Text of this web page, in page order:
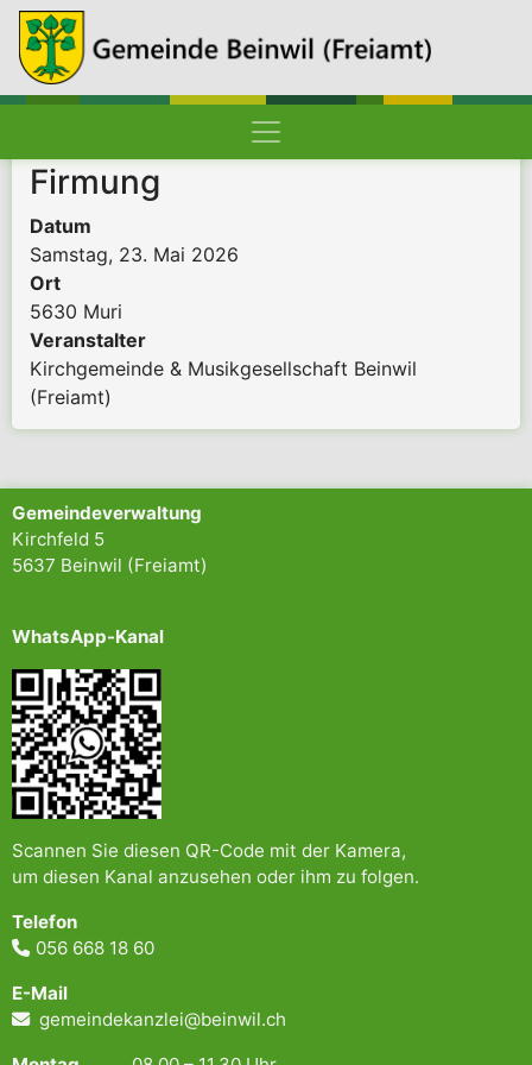
Hauptnavigation
Pfadnavigation
Startseite
Firmung
Datum
Samstag, 23. Mai 2026
Ort
5630 Muri
Veranstalter
Kirchgemeinde & Musikgesellschaft Beinwil
(Freiamt)
Gemeindeverwaltung
Kirchfeld 5
5637 Beinwil (Freiamt)
WhatsApp-Kanal
Scannen Sie diesen QR-Code mit der Kamera,
um diesen Kanal anzusehen oder ihm zu folgen.
Telefon
056 668 18 60
E-Mail
gemeindekanzlei@beinwil.ch